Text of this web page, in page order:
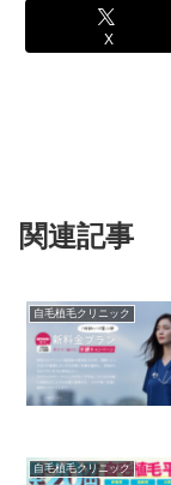
X
関連記事
自毛植毛クリニック
自毛植毛クリニック